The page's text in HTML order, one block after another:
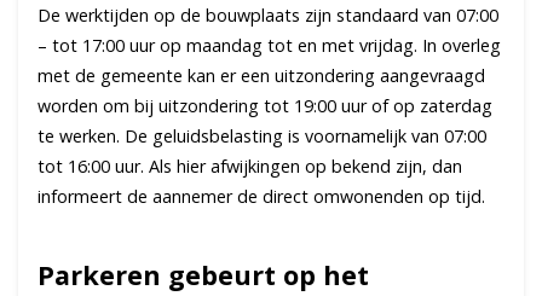
De werktijden op de bouwplaats zijn standaard van 07:00
– tot 17:00 uur op maandag tot en met vrijdag. In overleg
met de gemeente kan er een uitzondering aangevraagd
worden om bij uitzondering tot 19:00 uur of op zaterdag
te werken. De geluidsbelasting is voornamelijk van 07:00
tot 16:00 uur. Als hier afwijkingen op bekend zijn, dan
informeert de aannemer de direct omwonenden op tijd.
Parkeren gebeurt op het